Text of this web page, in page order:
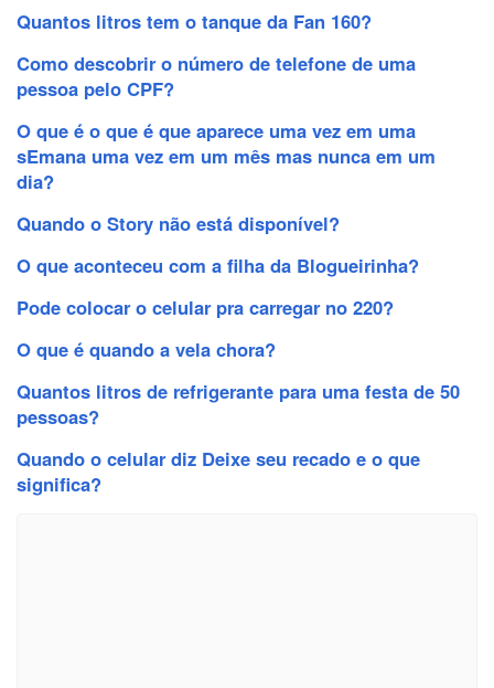
Quantos litros tem o tanque da Fan 160?
Como descobrir o número de telefone de uma
pessoa pelo CPF?
O que é o que é que aparece uma vez em uma
sEmana uma vez em um mês mas nunca em um
dia?
Quando o Story não está disponível?
O que aconteceu com a filha da Blogueirinha?
Pode colocar o celular pra carregar no 220?
O que é quando a vela chora?
Quantos litros de refrigerante para uma festa de 50
pessoas?
Quando o celular diz Deixe seu recado e o que
significa?